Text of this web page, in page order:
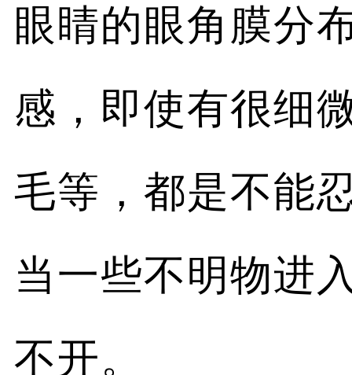
眼睛的眼角膜分
感，即使有很细
毛等，都是不能
当一些不明物进
不开。